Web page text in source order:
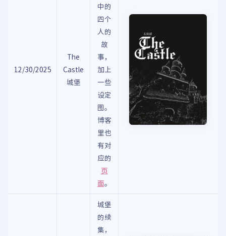
12/30/2025
The
Castle
城堡
中的
四个
人的
故
事，
加上
一些
设定
图。
博客
里也
有对
应的
页
面。
城堡
的续
集，